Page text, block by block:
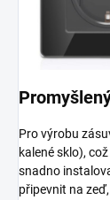
Pro výrobu
kalené sklo),
snadno
připevnit na